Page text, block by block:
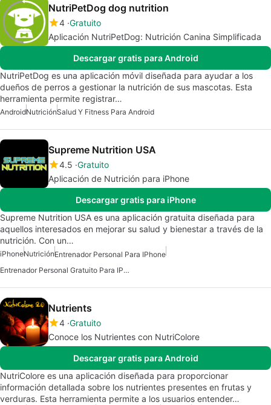
NutriPetDog dog nutrition
4 Gratuito
Aplicación NutriPetDog: Nutrición Canina Simplificada
Descargar gratis para Android
NutriPetDog es una aplicación móvil diseñada para ayudar a los
dueños de perros a gestionar la nutrición de sus mascotas. Esta
herramienta permite registrar…
AndroidNutriciónSalud Y Fitness Para Android
Supreme Nutrition USA
4.5 Gratuito
Aplicación de Nutrición para iPhone
Descargar gratis para iPhone
Supreme Nutrition USA es una aplicación gratuita diseñada para
aquellos interesados en mejorar su salud y bienestar a través de la
nutrición. Con un…
iPhoneNutriciónEntrenador Personal Para IPhone
Entrenador Personal Gratuito Para IPhone
Nutrients
4 Gratuito
Conoce los Nutrientes con NutriColore
Descargar gratis para Android
NutriColore es una aplicación diseñada para proporcionar
información detallada sobre los nutrientes presentes en frutas y
verduras. Esta herramienta permite a los usuarios entender…